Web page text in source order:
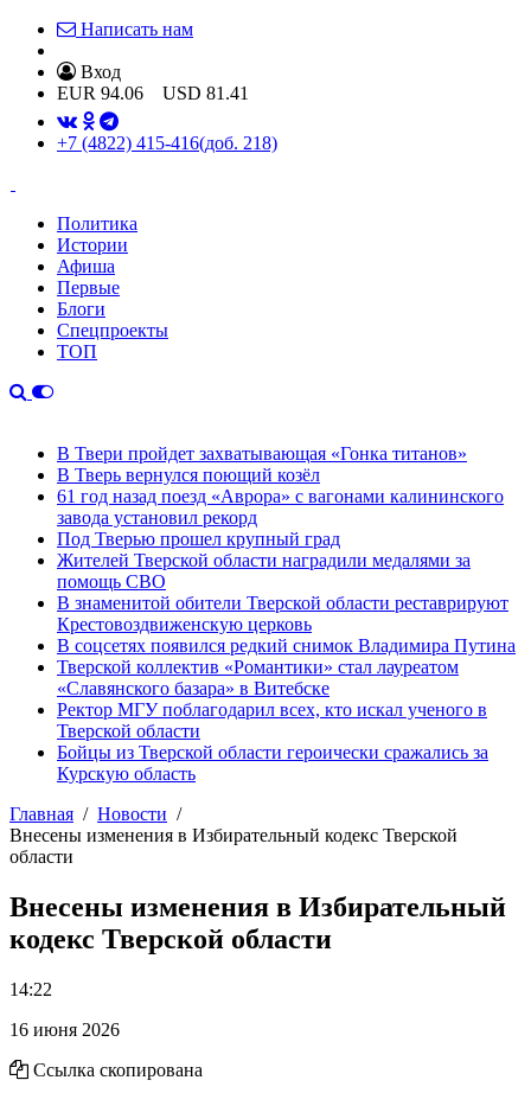
Написать нам
Вход
EUR 94.06 USD 81.41
+7 (4822) 415-416(доб. 218)
Политика
Истории
Афиша
Первые
Блоги
Спецпроекты
ТОП
В Твери пройдет захватывающая «Гонка титанов»
В Тверь вернулся поющий козёл
61 год назад поезд «Аврора» с вагонами калининского
завода установил рекорд
Под Тверью прошел крупный град
Жителей Тверской области наградили медалями за
помощь СВО
В знаменитой обители Тверской области реставрируют
Крестовоздвиженскую церковь
В соцсетях появился редкий снимок Владимира Путина
Тверской коллектив «Романтики» стал лауреатом
«Славянского базара» в Витебске
Ректор МГУ поблагодарил всех, кто искал ученого в
Тверской области
Бойцы из Тверской области героически сражались за
Курскую область
Главная
Новости
Внесены изменения в Избирательный кодекс Тверской
области
Внесены изменения в Избирательный
кодекс Тверской области
14:22
16 июня 2026
Ссылка скопирована